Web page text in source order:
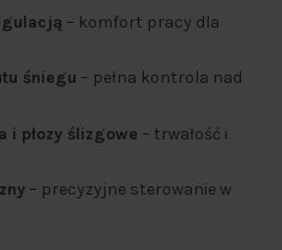
– komfort pracy dla
śniegu – pełna kontrola nad
i płozy ślizgowe – trwałość i
– precyzyjne sterowanie w